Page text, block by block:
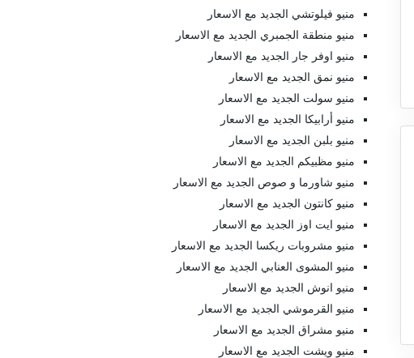
منيو فيلوتشي الجديد مع الاسعار
منيو منطقة الجمبري الجديد مع الاسعار
منيو اوفر جار الجديد مع الاسعار
منيو نمق الجديد مع الاسعار
منيو سولت الجديد مع الاسعار
منيو أرابيكا الجديد مع الاسعار
منيو بلبن الجديد مع الاسعار
منيو مظبيكم الجديد مع الاسعار
منيو شاورما و صوص الجديد مع الاسعار
منيو كانتون الجديد مع الاسعار
منيو ايت اوز الجديد مع الاسعار
منيو مشروبات ريكسا الجديد مع الاسعار
منيو المشوى العنابي الجديد مع الاسعار
منيو انوش الجديد مع الاسعار
منيو القرموشي الجديد مع الاسعار
منيو مشراق الجديد مع الاسعار
منيو ويشت الجديد مع الاسعار